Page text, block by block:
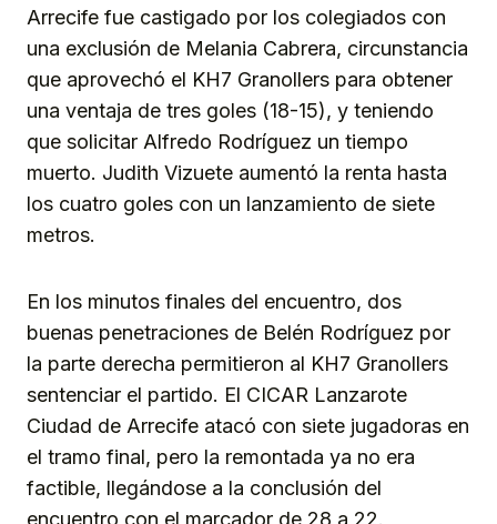
Arrecife fue castigado por los colegiados con
una exclusión de Melania Cabrera, circunstancia
que aprovechó el KH7 Granollers para obtener
una ventaja de tres goles (18-15), y teniendo
que solicitar Alfredo Rodríguez un tiempo
muerto. Judith Vizuete aumentó la renta hasta
los cuatro goles con un lanzamiento de siete
metros.
En los minutos finales del encuentro, dos
buenas penetraciones de Belén Rodríguez por
la parte derecha permitieron al KH7 Granollers
sentenciar el partido. El CICAR Lanzarote
Ciudad de Arrecife atacó con siete jugadoras en
el tramo final, pero la remontada ya no era
factible, llegándose a la conclusión del